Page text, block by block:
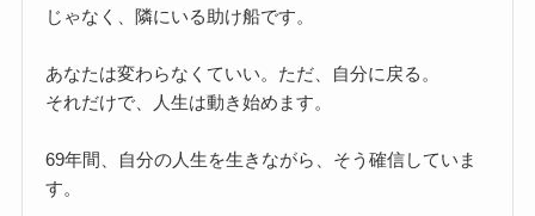
じゃなく、隣にいる助け船です。
あなたは変わらなくていい。ただ、自分に戻る。
それだけで、人生は動き始めます。
69年間、自分の人生を生きながら、そう確信していま
す。